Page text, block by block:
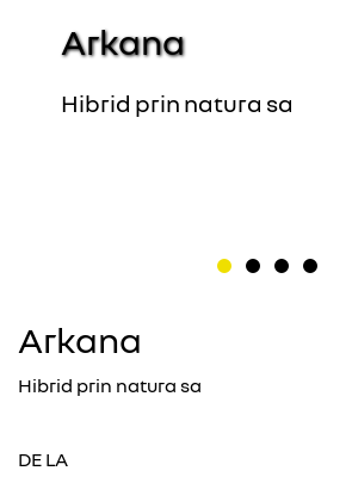
Arkana
Hibrid prin natura sa
Arkana
Hibrid prin natura sa
DE LA